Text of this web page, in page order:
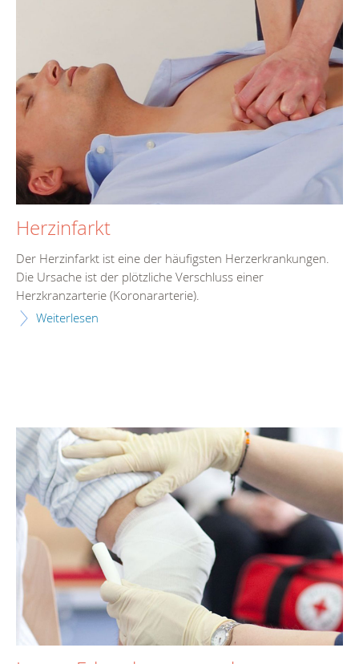
Herzinfarkt
Der Herzinfarkt ist eine der häufigsten Herzerkrankungen.
Die Ursache ist der plötzliche Verschluss einer
Herzkranzarterie (Koronararterie).
Weiterlesen